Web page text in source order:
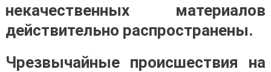
некачественных материалов
действительно распространены.
Чрезвычайные происшествия на